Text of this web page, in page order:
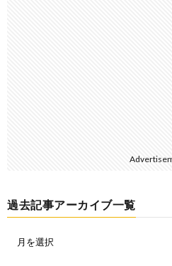
過去記事アーカイブ一覧